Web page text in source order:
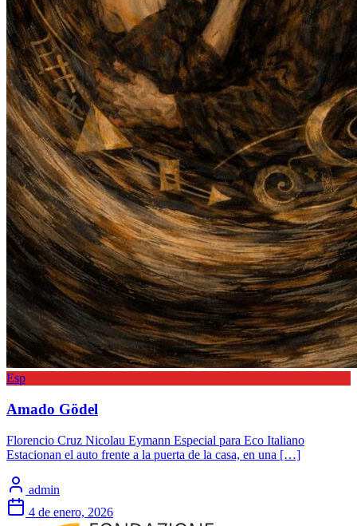
Esp
Amado Gödel
Florencio Cruz Nicolau Eymann Especial para Eco Italiano
Estacionan el auto frente a la puerta de la casa, en una […]
admin
4 de enero, 2026